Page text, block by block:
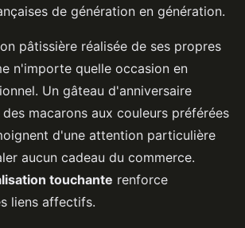
de génération en génération.
pâtissière réalisée de ses propres
n'importe quelle occasion en
Un gâteau d'anniversaire
macarons aux couleurs préférées
d'une attention particulière
aucun cadeau du commerce.
touchante renforce
liens affectifs.